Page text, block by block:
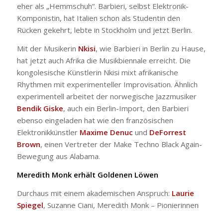
eher als „Hemmschuh“. Barbieri, selbst Elektronik-
Komponistin, hat Italien schon als Studentin den
Rücken gekehrt, lebte in Stockholm und jetzt Berlin.
Mit der Musikerin Nkisi, wie Barbieri in Berlin zu Hause,
hat jetzt auch Afrika die Musikbiennale erreicht. Die
kongolesische Künstlerin Nkisi mixt afrikanische
Rhythmen mit experimenteller Improvisation. Ähnlich
experimentell arbeitet der norwegische Jazzmusiker
Bendik Giske, auch ein Berlin-Import, den Barbieri
ebenso eingeladen hat wie den französischen
Elektronikkünstler Maxime Denuc und DeForrest
Brown, einen Vertreter der Make Techno Black Again-
Bewegung aus Alabama.
Meredith Monk erhält Goldenen Löwen
Durchaus mit einem akademischen Anspruch: Laurie
Spiegel, Suzanne Ciani, Meredith Monk – Pionierinnen